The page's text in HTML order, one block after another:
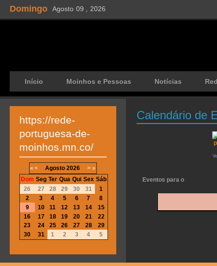
Domingo Agosto 09 , 2026
Início Moinhos e Pessoas Notícias
Calendário de
Eventos para o
https://rede-
portuguesa-de-
moinhos.mn.co/
« < Agosto 2026 > »
Dom Seg Ter Qua Qui Sex Sáb
26
27 28 29 30 31
1
2
3 4 5 6 7
8
9
10 11 12 13 14
15
16
17 18 19 20 21
22
23
24 25 26 27 28
29
30
31 1 2 3 4 5